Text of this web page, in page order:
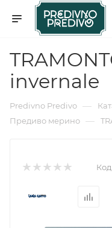
invernale
Predivno Predivo —
Предиво мерино —